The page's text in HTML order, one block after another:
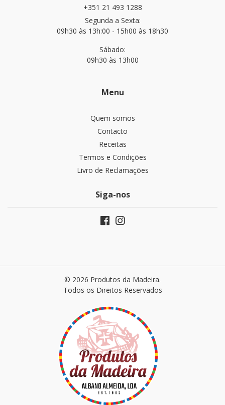
+351 21 493 1288
Segunda a Sexta:
09h30 às 13h:00 - 15h00 às 18h30
Sábado:
09h30 às 13h00
Menu
Quem somos
Contacto
Receitas
Termos e Condições
Livro de Reclamações
Siga-nos
© 2026 Produtos da Madeira.
Todos os Direitos Reservados